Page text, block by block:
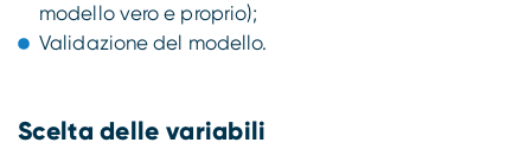
modello vero e proprio);
Validazione del modello.
Scelta delle variabili